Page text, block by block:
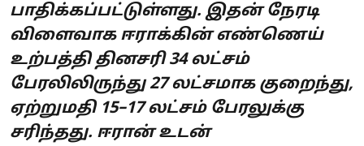
பாதிக்கப்பட்டுள்ளது. இதன் நேரடி
விளைவாக ஈராக்கின் எண்ணெய்
உற்பத்தி தினசரி 34 லட்சம்
பேரலிலிருந்து 27 லட்சமாக குறைந்து,
ஏற்றுமதி 15–17 லட்சம் பேரலுக்கு
சரிந்தது. ஈரான் உடன்